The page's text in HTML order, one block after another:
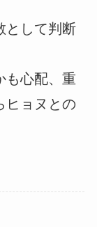
として判断
も心配、重
ヒョヌとの